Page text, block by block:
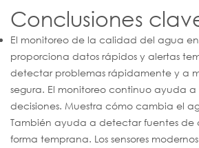
Conclusiones
El monitoreo de la calidad del agua
proporciona datos rápidos y alertas
detectar problemas rápidamente y a
segura. El monitoreo continuo ayuda a
decisiones. Muestra cómo cambia el
También ayuda a detectar fuentes
forma temprana. Los sensores